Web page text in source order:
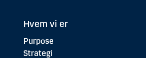
Hvem vi er
Purpose
Strategi